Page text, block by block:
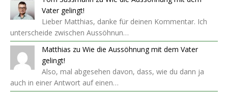
Vater gelingt!
Lieber Matthias, danke für deinen Kommentar. Ich
unterscheide zwischen Aussöhnun…
Matthias zu Wie die Aussöhnung mit dem Vater
gelingt!
Also, mal abgesehen davon, dass, wie du dann ja
auch in einer Antwort auf einen…